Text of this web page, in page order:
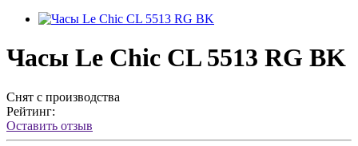
Часы Le Chic CL 5513 RG BK
Снят с производства
Рейтинг:
Оставить отзыв